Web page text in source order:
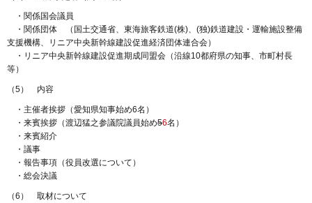
・関係国会議員
・関係団体 （国土交通省、東海旅客鉄道(株)、(独)鉄道建設・運輸施設整備
支援機構、リニア中央新幹線建設促進経済団体連合会）
・リニア中央新幹線建設促進期成同盟会（沿線10都府県の知事、市町村長
等）
（5） 内容
・主催者挨拶（愛知県知事始め6名）
・来賓挨拶（渡辺猛之参議院議員始め56名）
・来賓紹介
・議事
・報告事項（役員改選について）
・総会決議
（6） 取材について